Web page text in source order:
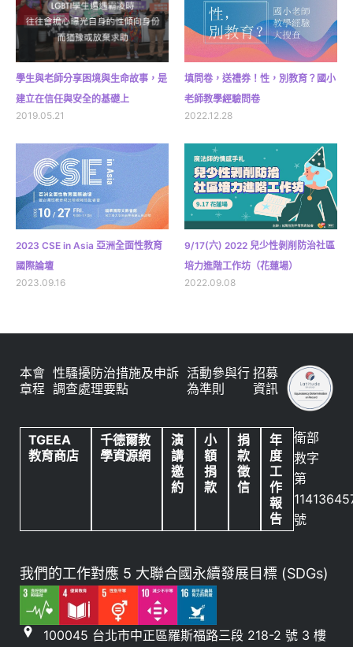
學生與老師分享困境與生命故事，是
建立在信任與安全的基礎上
2019.05.21
填問卷，送禮券！性，別教育？國小
老師教學經驗問卷
2022.12.28
2023 CSE in Asia 亞洲全面性教育
國際論壇
2023.09.16
9/17(六) 2022 兒少性剝削防治社區
培力進階工作坊（花蓮場）
2022.09.08
本會
章程
性騷擾防治措施及申訴
調查處理要點
活動參與行
為準則
招募
資訊
TGEEA
教育商店
千德爾教
學資源網
演
講
邀
約
小
額
捐
款
捐
款
徵
信
年
度
工
作
報
告
衛部
救字
第
號
我們的工作對應 5 大聯合國永續發展目標 (SDGs)
100045 台北市中正區羅斯福路三段 218-2 號 3 樓